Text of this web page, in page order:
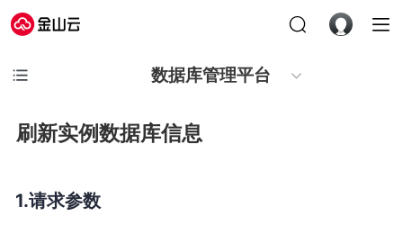
数据库管理平台
刷新实例数据库信息
请求参数